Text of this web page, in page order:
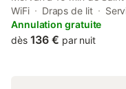
pierre. L'emplacement
commodité et sur l’axe
cette année est l'alliance
WiFi Draps de lit
Annulation gratuite
dès 136 € par nuit